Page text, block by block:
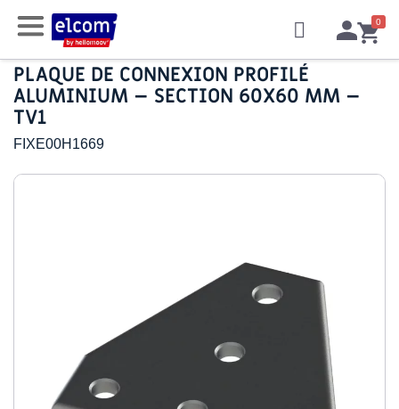
PLAQUE DE CONNEXION PROFILÉ
ALUMINIUM – SECTION 60X60 MM –
TV1
FIXE00H1669